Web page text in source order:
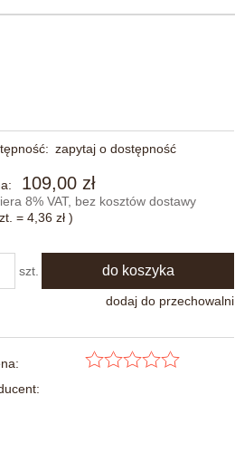
zapytaj o dostępność
109,00 zł
8% VAT, bez kosztów dostawy
=4,36 zł)
szt. do koszyka
dodaj do przechowalni